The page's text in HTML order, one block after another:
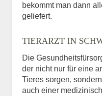
bekommt man dann
geliefert.
TIERARZT IN
Die
der nicht nur für eine
Tieres sorgen,
auch einer